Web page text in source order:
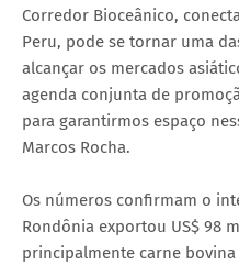
Corredor Bioceânico,
Peru, pode se tornar uma
alcançar os mercados
agenda conjunta de
para garantirmos espaço
Marcos Rocha.
Os números confirmam o
Rondônia exportou US$ 98
principalmente carne